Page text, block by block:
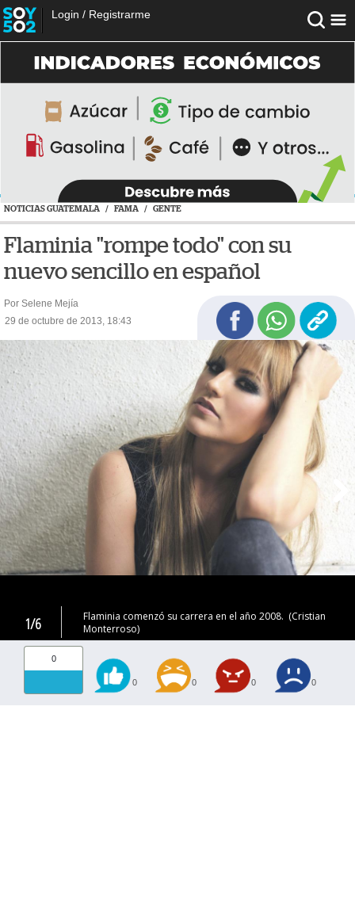
Login / Registrarme
NOTICIAS GUATEMALA / FAMA / GENTE
Flaminia "rompe todo" con su
nuevo sencillo en español
Por Selene Mejía
29 de octubre de 2013, 18:43
1/6
Flaminia comenzó su carrera en el año 2008. (Cristian
Monterroso)
0
0 0 0 0